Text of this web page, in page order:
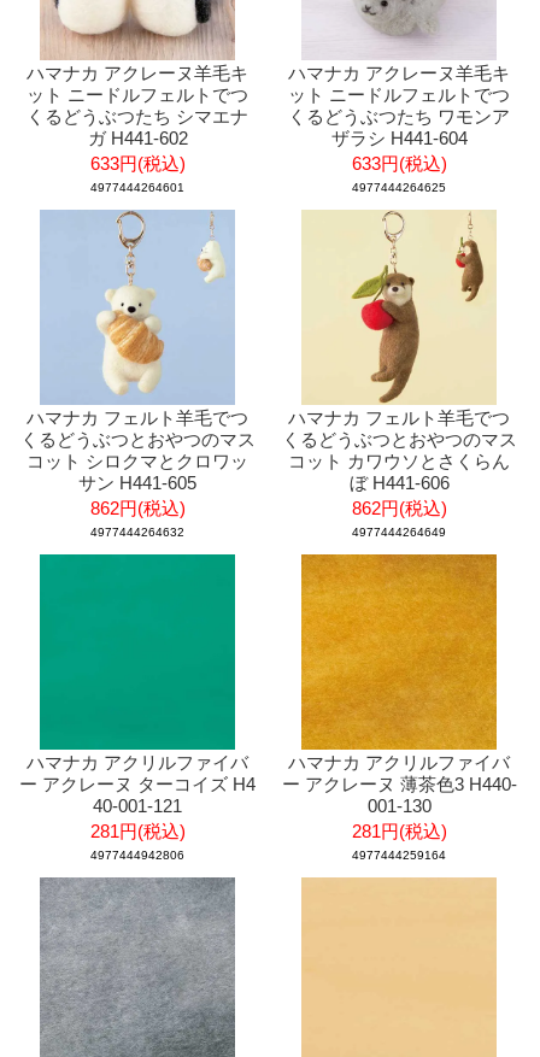
ハマナカ アクレーヌ羊毛キ
ット ニードルフェルトでつ
くるどうぶつたち シマエナ
ガ H441-602
633円(税込)
4977444264601
ハマナカ アクレーヌ羊毛キ
ット ニードルフェルトでつ
くるどうぶつたち ワモンア
ザラシ H441-604
633円(税込)
4977444264625
ハマナカ フェルト羊毛でつ
くるどうぶつとおやつのマス
コット シロクマとクロワッ
サン H441-605
862円(税込)
4977444264632
ハマナカ フェルト羊毛でつ
くるどうぶつとおやつのマス
コット カワウソとさくらん
ぼ H441-606
862円(税込)
4977444264649
ハマナカ アクリルファイバ
ー アクレーヌ ターコイズ H4
40-001-121
281円(税込)
4977444942806
ハマナカ アクリルファイバ
ー アクレーヌ 薄茶色3 H440-
001-130
281円(税込)
4977444259164